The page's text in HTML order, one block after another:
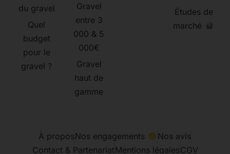
du gravel
Quel
budget
pour le
gravel ?
Gravel
entre 3
000 & 5
000€
Gravel
haut de
gamme
Études de
marché
À propos Nos engagements
Nos avis
Contact & Partenariat Mentions légalesCGV